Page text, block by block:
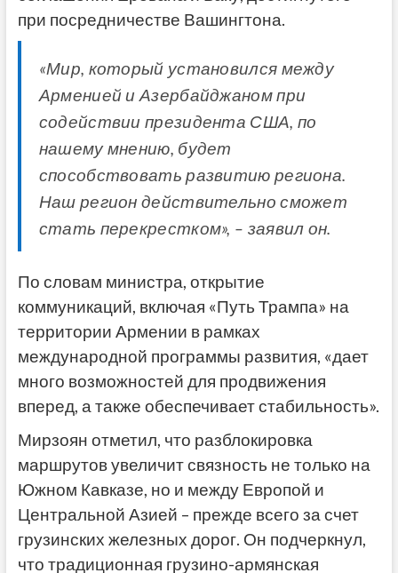
при посредничестве Вашингтона.
«Мир, который установился между
Арменией и Азербайджаном при
содействии президента США, по
нашему мнению, будет
способствовать развитию региона.
Наш регион действительно сможет
стать перекрестком», – заявил он.
По словам министра, открытие
коммуникаций, включая «Путь Трампа» на
территории Армении в рамках
международной программы развития, «дает
много возможностей для продвижения
вперед, а также обеспечивает стабильность».
Мирзоян отметил, что разблокировка
маршрутов увеличит связность не только на
Южном Кавказе, но и между Европой и
Центральной Азией – прежде всего за счет
грузинских железных дорог. Он подчеркнул,
что традиционная грузино-армянская